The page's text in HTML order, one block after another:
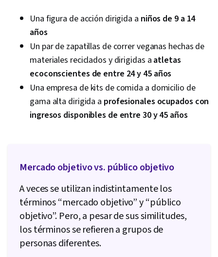
Strategy, Retail Management, Order Delivery,
A/B Testing, Key Performance Indicators (KPIs),
Google Analytics, Pivot Tables And Charts,
Return On Investment, Data Presentation,
Marketing Analytics, Digital Marketing
Campaigns, Media Buying, Content
Performance Analysis, Marketing Effectiveness,
Campaign Planning, Digital Marketing Tools,
Promotional Strategies, Information Privacy,
Personally Identifiable Information, Data Ethics,
Prompt Engineering Tools, Professional
Development, Prompt Engineering, Google
Gemini, Branding, AI literacy, Generative AI,
Una figura de acción dirigida a niños de 9 a 14
años
Un par de zapatillas de correr veganas hechas de
materiales reciclados y dirigidas a atletas
ecoconscientes de entre 24 y 45 años
Una empresa de kits de comida a domicilio de
gama alta dirigida a profesionales ocupados con
ingresos disponibles de entre 30 y 45 años
Mercado objetivo vs. público objetivo
A veces se utilizan indistintamente los
términos “mercado objetivo” y “público
objetivo”. Pero, a pesar de sus similitudes,
los términos se refieren a grupos de
personas diferentes.